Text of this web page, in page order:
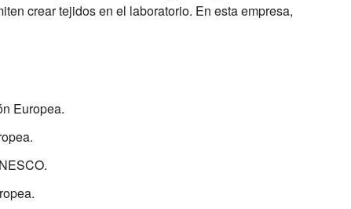
crear tejidos en el laboratorio. En esta empresa,
Europea.